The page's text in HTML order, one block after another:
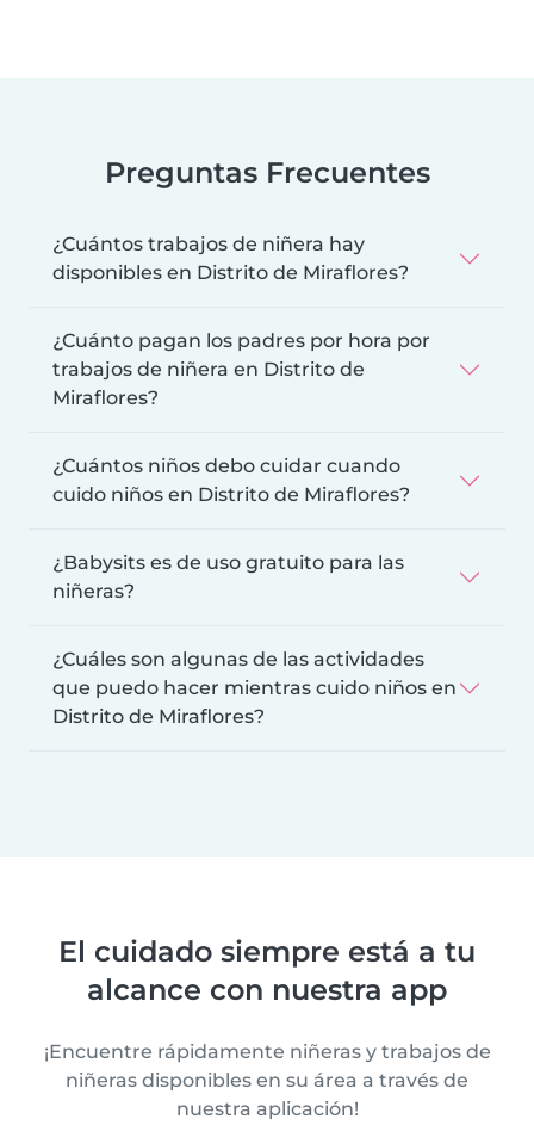
Preguntas Frecuentes
¿Cuántos trabajos de niñera hay
disponibles en Distrito de Miraflores?
¿Cuánto pagan los padres por hora por
trabajos de niñera en Distrito de
Miraflores?
¿Cuántos niños debo cuidar cuando
cuido niños en Distrito de Miraflores?
¿Babysits es de uso gratuito para las
niñeras?
¿Cuáles son algunas de las actividades
que puedo hacer mientras cuido niños en
Distrito de Miraflores?
El cuidado siempre está a tu
alcance con nuestra app
¡Encuentre rápidamente niñeras y trabajos de
niñeras disponibles en su área a través de
nuestra aplicación!